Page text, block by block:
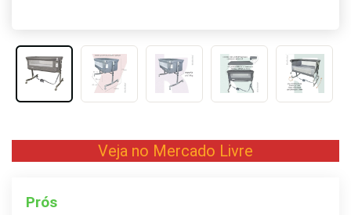
Veja no Mercado Livre
Prós